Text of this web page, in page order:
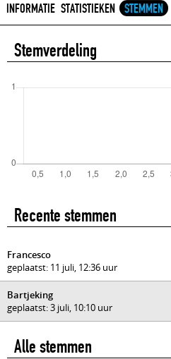
INFORMATIE STATISTIEKEN STEMMEN
Stemverdeling
Recente stemmen
Francesco
geplaatst: 11 juli, 12:36 uur
Bartjeking
geplaatst: 3 juli, 10:10 uur
Alle stemmen